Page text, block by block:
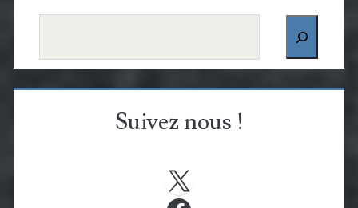
Suivez nous !